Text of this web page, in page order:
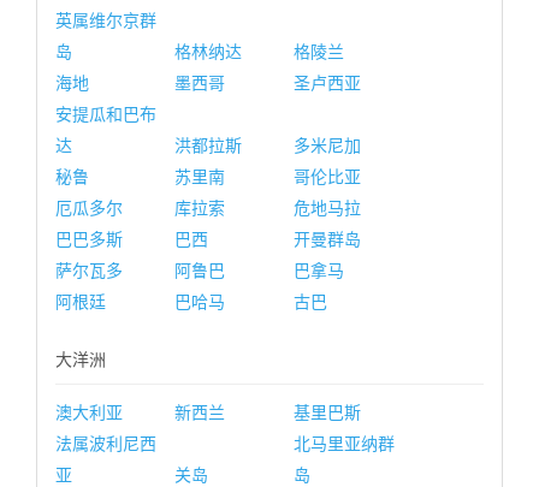
英属维尔京群
岛
格林纳达
格陵兰
海地
墨西哥
圣卢西亚
安提瓜和巴布
达
洪都拉斯
多米尼加
秘鲁
苏里南
哥伦比亚
厄瓜多尔
库拉索
危地马拉
巴巴多斯
巴西
开曼群岛
萨尔瓦多
阿鲁巴
巴拿马
阿根廷
巴哈马 古巴
大洋洲
澳大利亚 新西兰
基里巴斯
法属波利尼西
亚
关岛
北马里亚纳群
岛